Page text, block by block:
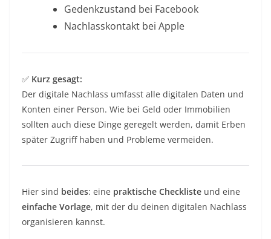
Gedenkzustand bei Facebook
Nachlasskontakt bei Apple
✅ Kurz gesagt:
Der digitale Nachlass umfasst alle digitalen Daten und
Konten einer Person. Wie bei Geld oder Immobilien
sollten auch diese Dinge geregelt werden, damit Erben
später Zugriff haben und Probleme vermeiden.
Hier sind beides: eine praktische Checkliste und eine
einfache Vorlage, mit der du deinen digitalen Nachlass
organisieren kannst.